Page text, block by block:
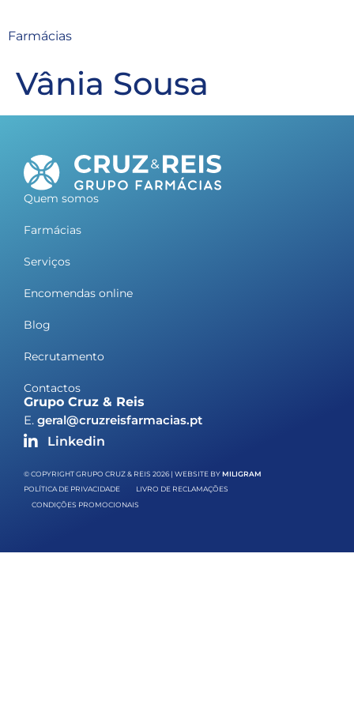
Farmácias
Vânia Sousa
Quem somos
Farmácias
Serviços
Encomendas online
Blog
Recrutamento
Contactos
Grupo Cruz & Reis
E. geral@cruzreisfarmacias.pt
Linkedin
© COPYRIGHT GRUPO CRUZ & REIS 2026 | WEBSITE BYMILIGRAM
POLÍTICA DE PRIVACIDADE
LIVRO DE RECLAMAÇÕES
CONDIÇÕES PROMOCIONAIS